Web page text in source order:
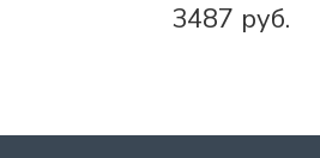
3487 руб.